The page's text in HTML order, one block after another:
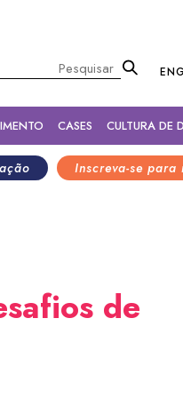
CASES CULTURA DE
Inscreva-se para
de